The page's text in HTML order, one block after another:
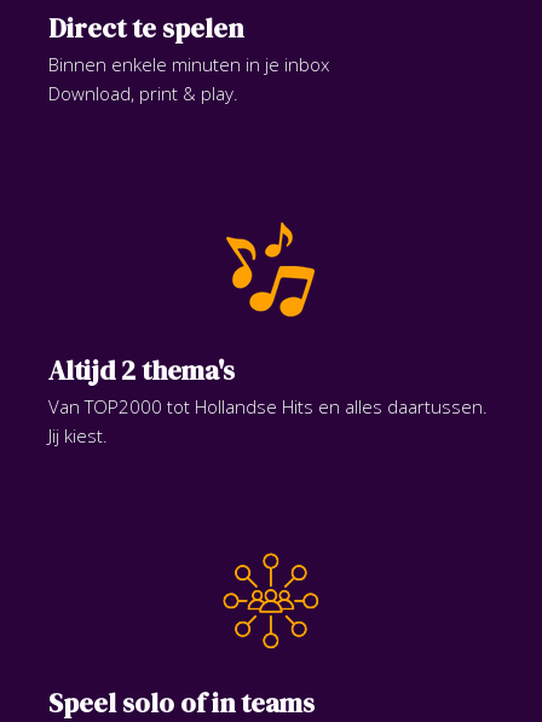
Direct te spelen
Binnen enkele minuten in je inbox
Download, print & play.
Altijd 2 thema's
Van TOP2000 tot Hollandse Hits en alles daartussen.
Jij kiest.
Speel solo of in teams